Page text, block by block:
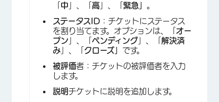
中 高 緊急」 。
ステータスID ：チケットにステータス
を割り当てます。オプションは、「 オー
プン
ペンディング
解決済
み
クローズ」 です。
被評価者：チケットの被評価者を入力
します。
説明チケットに説明を追加します。